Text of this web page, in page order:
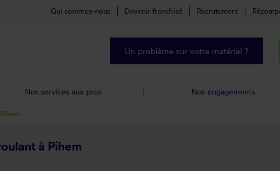
à Pihem
Pihem
Qui sommes-nous Devenir franchisé Recrutement
Un problème sur votre matériel ?
Nos services aux pros Nos engagements